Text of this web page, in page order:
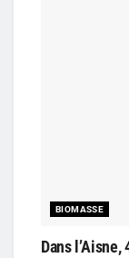
BIOMASSE
Dans